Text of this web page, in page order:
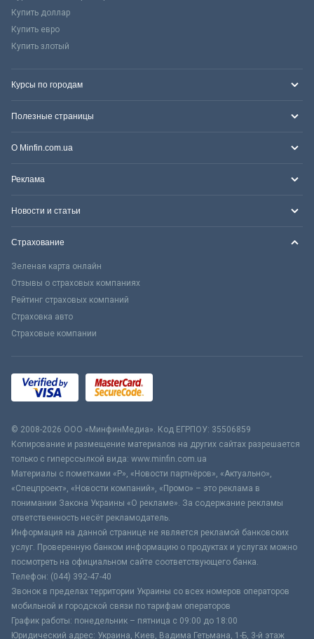
Купить доллар
Купить евро
Купить злотый
Курсы по городам
Полезные страницы
О Minfin.com.ua
Реклама
Новости и статьи
Страхование
Зеленая карта онлайн
Отзывы о страховых компаниях
Рейтинг страховых компаний
Страховка авто
Страховые компании
© 2008-2026 ООО «МинфинМедиа». Код ЕГРПОУ: 35506859
Копирование и размещение материалов на других сайтах разрешается
только с гиперссылкой вида: www.minfin.com.ua
Материалы с пометками «Р», «Новости партнёров», «Актуально»,
«Спецпроект», «Новости компаний», «Промо» – это реклама в
понимании Закона Украины «О рекламе». За содержание рекламы
ответственность несёт рекламодатель.
Информация на данной странице не является рекламой банковских
услуг. Проверенную банком информацию о продуктах и услугах можно
посмотреть на официальном сайте соответствующего банка.
Телефон: (044) 392-47-40
Звонок в пределах территории Украины со всех номеров операторов
мобильной и городской связи по тарифам операторов
График работы: понедельник – пятница с 09:00 до 18:00
Юридический адрес: Украина, Киев, Вадима Гетьмана, 1-Б, 3-й этаж